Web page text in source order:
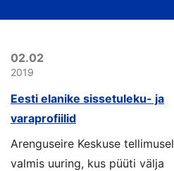
02.02
2019
Eesti elanike sissetuleku- ja
varaprofiilid
Arenguseire Keskuse tellimusel
valmis uuring, kus püüti välja